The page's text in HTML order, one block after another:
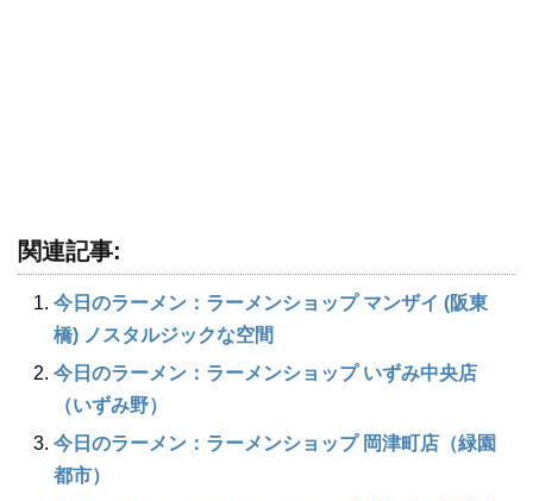
関連記事:
今日のラーメン：ラーメンショップ マンザイ (阪東
橋) ノスタルジックな空間
今日のラーメン：ラーメンショップ いずみ中央店
（いずみ野）
今日のラーメン：ラーメンショップ 岡津町店（緑園
都市）